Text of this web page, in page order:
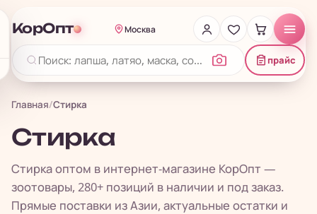
КорОпт Москва
прайс
Главная/Стирка
Стирка
Стирка оптом в интернет-магазине КорОпт —
зоотовары, 280+ позиций в наличии и под заказ.
Прямые поставки из Азии, актуальные остатки и